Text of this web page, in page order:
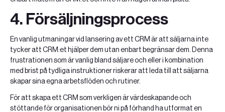
4. Försäljningsprocess
En vanlig utmaningar vid lansering av ett CRM är att säljarna inte
tycker att CRM:et hjälper dem utan enbart begränsar dem. Denna
frustrationen som är vanlig bland säljare och eller i kombination
med brist på tydliga instruktioner riskerar att leda till att säljarna
skapar sina egna arbetsflöden och rutiner.
För att skapa ett CRM som verkligen är värdeskapande och
stöttande för organisationen bör ni på förhand ha utformat en